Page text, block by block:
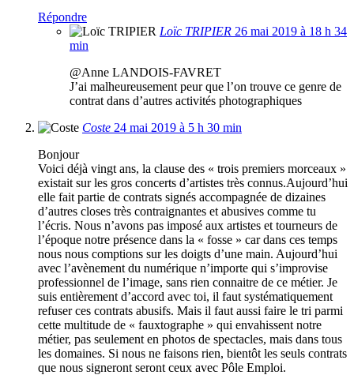
Répondre
Loïc TRIPIER 26 mai 2019 à 18 h 34
min
@Anne LANDOIS-FAVRET
J’ai malheureusement peur que l’on trouve ce genre de
contrat dans d’autres activités photographiques
Coste 24 mai 2019 à 5 h 30 min
Bonjour
Voici déjà vingt ans, la clause des « trois premiers morceaux »
existait sur les gros concerts d’artistes très connus.Aujourd’hui
elle fait partie de contrats signés accompagnée de dizaines
d’autres closes très contraignantes et abusives comme tu
l’écris. Nous n’avons pas imposé aux artistes et tourneurs de
l’époque notre présence dans la « fosse » car dans ces temps
nous nous comptions sur les doigts d’une main. Aujourd’hui
avec l’avènement du numérique n’importe qui s’improvise
professionnel de l’image, sans rien connaitre de ce métier. Je
suis entièrement d’accord avec toi, il faut systématiquement
refuser ces contrats abusifs. Mais il faut aussi faire le tri parmi
cette multitude de « fauxtographe » qui envahissent notre
métier, pas seulement en photos de spectacles, mais dans tous
les domaines. Si nous ne faisons rien, bientôt les seuls contrats
que nous signeront seront ceux avec Pôle Emploi.